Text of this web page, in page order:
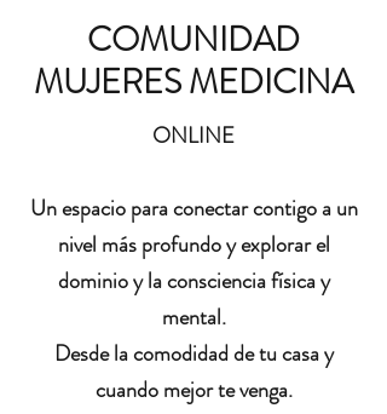
COMUNIDAD
MUJERES MEDICINA
ONLINE
Un espacio para conectar contigo a un
nivel más profundo y explorar el
dominio y la consciencia física y
mental.
Desde la comodidad de tu casa y
cuando mejor te venga.